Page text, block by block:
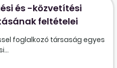
és -közvetítési
feltételei
foglalkozó társaság egyes